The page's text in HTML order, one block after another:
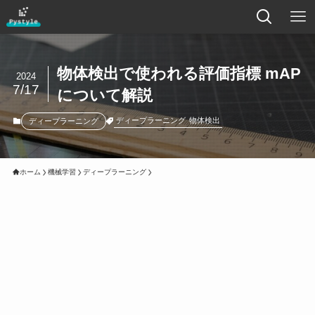
物体検出で使われる評価指標 mAP
について解説
2024
7/17
ディープラーニング ディープラーニング 物体検出
ホーム 機械学習 ディープラーニング